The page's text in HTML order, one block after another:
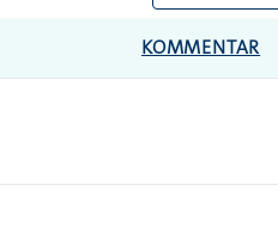
KOMMENTAR